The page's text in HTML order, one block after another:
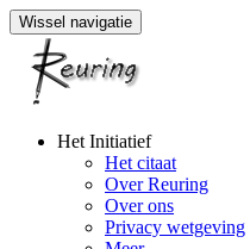
Wissel navigatie
Naar
Het Initiatief
Het citaat
Over Reuring
Over ons
Privacy wetgeving